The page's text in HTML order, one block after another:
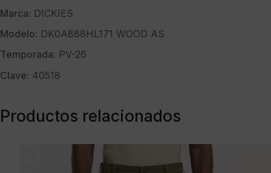
Marca: DICKIES
Modelo: DK0A888HL171 WOOD AS
Temporada: PV-26
Clave: 40518
Productos relacionados